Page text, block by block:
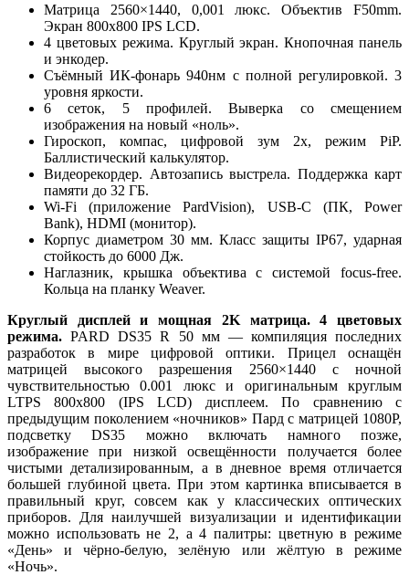
Матрица 2560×1440, 0,001 люкс. Объектив F50mm.
Экран 800x800 IPS LCD.
4 цветовых режима. Круглый экран. Кнопочная панель
и энкодер.
Съёмный ИК-фонарь 940нм с полной регулировкой. 3
уровня яркости.
6 сеток, 5 профилей. Выверка со смещением
изображения на новый «ноль».
Гироскоп, компас, цифровой зум 2x, режим PiP.
Баллистический калькулятор.
Видеорекордер. Автозапись выстрела. Поддержка карт
памяти до 32 ГБ.
Wi-Fi (приложение PardVision), USB-C (ПК, Power
Bank), HDMI (монитор).
Корпус диаметром 30 мм. Класс защиты IP67, ударная
стойкость до 6000 Дж.
Наглазник, крышка объектива с системой focus-free.
Кольца на планку Weaver.
Круглый дисплей и мощная 2K матрица. 4 цветовых
режима. PARD DS35 R 50 мм — компиляция последних
разработок в мире цифровой оптики. Прицел оснащён
матрицей высокого разрешения 2560×1440 с ночной
чувствительностью 0.001 люкс и оригинальным круглым
LTPS 800x800 (IPS LCD) дисплеем. По сравнению с
предыдущим поколением «ночников» Пард с матрицей 1080P,
подсветку DS35 можно включать намного позже,
изображение при низкой освещённости получается более
чистыми детализированным, а в дневное время отличается
большей глубиной цвета. При этом картинка вписывается в
правильный круг, совсем как у классических оптических
приборов. Для наилучшей визуализации и идентификации
можно использовать не 2, а 4 палитры: цветную в режиме
«День» и чёрно-белую, зелёную или жёлтую в режиме
«Ночь».